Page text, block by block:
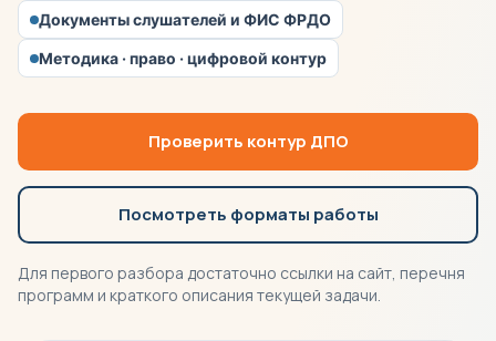
Документы слушателей и ФИС ФРДО
Методика · право · цифровой контур
Проверить контур ДПО
Посмотреть форматы работы
Для первого разбора достаточно ссылки на сайт, перечня
программ и краткого описания текущей задачи.